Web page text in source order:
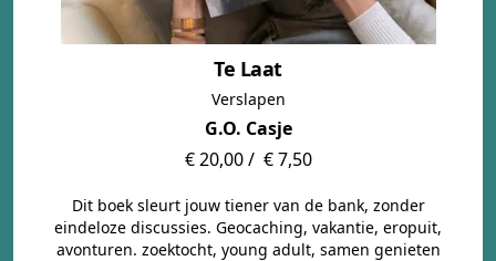
Te Laat
Verslapen
G.O. Casje
€ 20,00 / € 7,50
Dit boek sleurt jouw tiener van de bank, zonder
eindeloze discussies. Geocaching, vakantie, eropuit,
avonturen. zoektocht, young adult, samen genieten